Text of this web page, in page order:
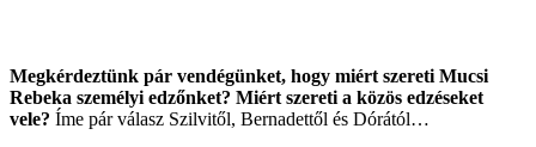
Megkérdeztünk pár vendégünket, hogy miért szereti Mucsi
Rebeka személyi edzőnket? Miért szereti a közös edzéseket
vele? Íme pár válasz Szilvitől, Bernadettől és Dórától…